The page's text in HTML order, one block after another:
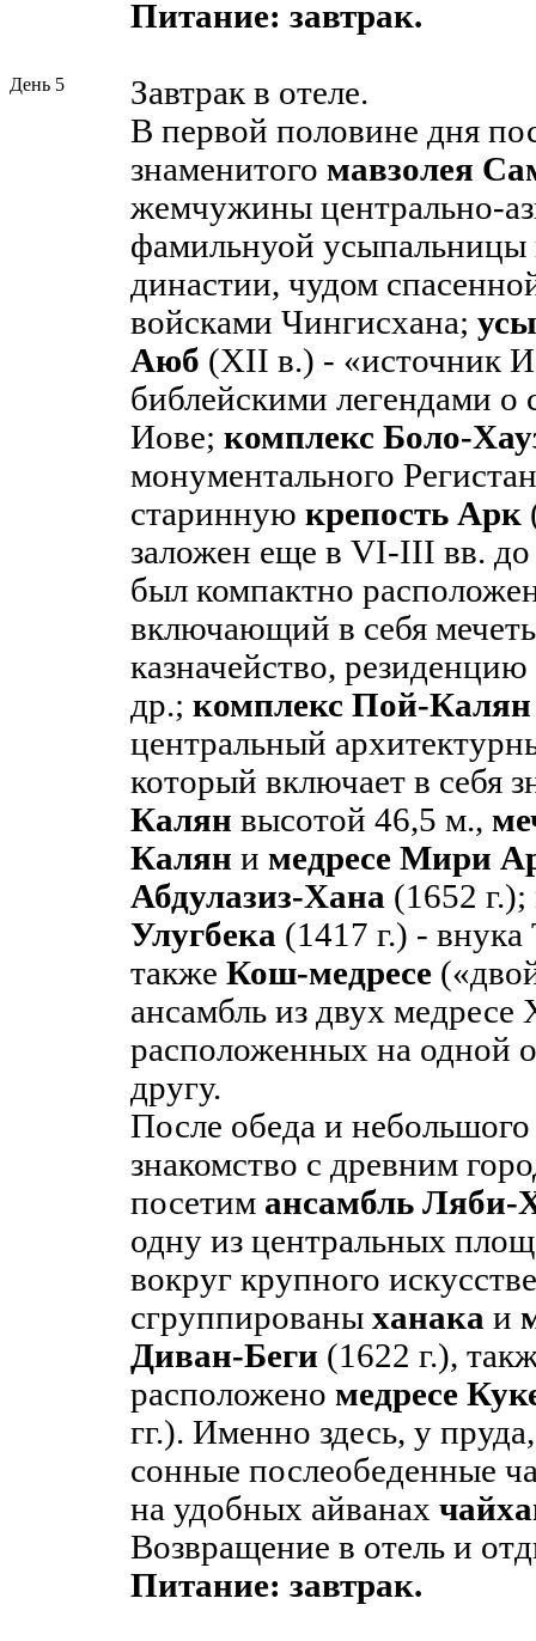
Питание: завтрак.
День 5
Завтрак в отеле.
В первой половине дня
знаменитого мавзолея
жемчужины центрально-
фамильнуой усыпальницы
династии, чудом
войсками Чингисхана;
Аюб (XII в.) - «источник
библейскими легендами
Иове; комплекс Боло-
монументального
старинную крепость Арк
заложен еще в VI-III вв. до
был компактно
включающий в себя
казначейство,
др.; комплекс Пой-Калян
центральный
который включает в себя
Калян высотой 46,5 м.,
Калян и медресе Мири
Абдулазиз-Хана (1652 г.);
Улугбека (1417 г.) - внука
также Кош-медресе
ансамбль из двух медресе
расположенных на одной
другу.
После обеда и
знакомство с древним
посетим ансамбль Ляби-
одну из центральных
вокруг крупного
сгруппированы ханака и
Диван-Беги (1622 г.),
расположено медресе
гг.). Именно здесь, у
сонные послеобеденные
на удобных айванах
Возвращение в отель и
Питание: завтрак.